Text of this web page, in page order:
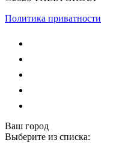
Политика приватности
Ваш город
Выберите из списка: